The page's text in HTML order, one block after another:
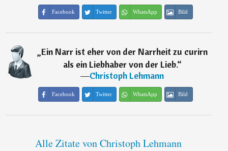
Facebook Twitter WhatsApp Bild
„Ein Narr ist eher von der Narrheit zu curirn
als ein Liebhaber von der Lieb.“
―Christoph Lehmann
Facebook Twitter WhatsApp Bild
Alle Zitate von Christoph Lehmann